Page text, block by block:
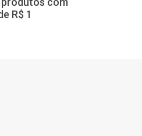
R$ 1